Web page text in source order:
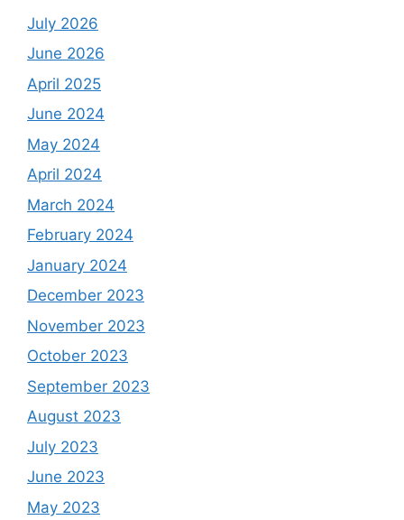
July 2026
June 2026
April 2025
June 2024
May 2024
April 2024
March 2024
February 2024
January 2024
December 2023
November 2023
October 2023
September 2023
August 2023
July 2023
June 2023
May 2023